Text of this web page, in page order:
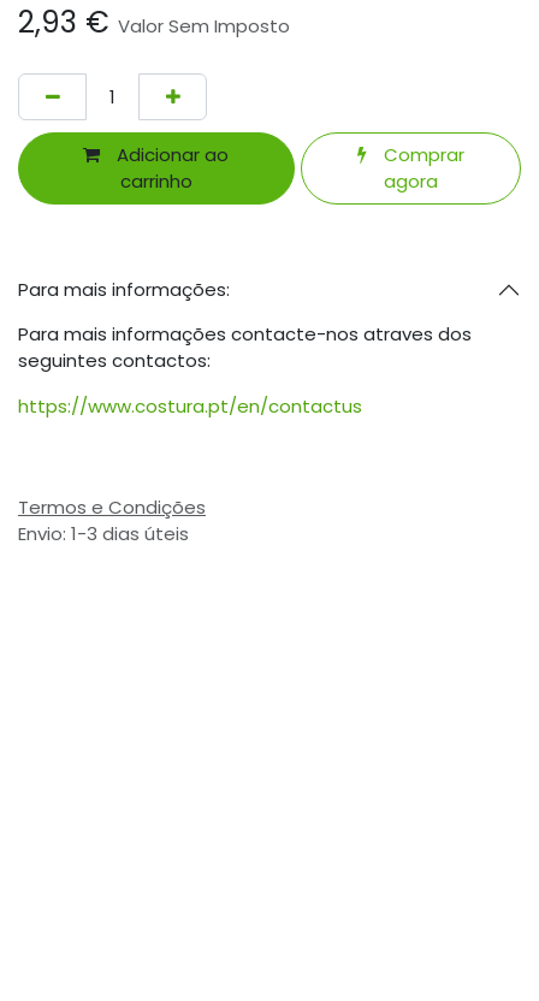
2,93 € Valor Sem Imposto
Adicionar ao
carrinho
Comprar
agora
Para mais informações:
Para mais informações contacte-nos atraves dos
seguintes contactos:
https://www.costura.pt/en/contactus
Termos e Condições
Envio: 1-3 dias úteis